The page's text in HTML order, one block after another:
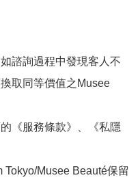
諮詢過程中發現客人不
取同等價值之Musee
《服務條款》、《私隱
Tokyo/Musee Beauté保留